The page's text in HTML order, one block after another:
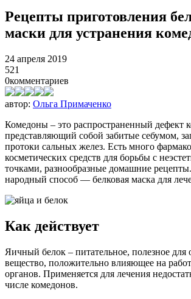
Рецепты приготовления
маски для устранения
24 апреля 2019
521
0комментариев
автор: Ольга Примаченко
Комедоны – это распространенный дефект
представляющий собой забитые себумом,
протоки сальных желез. Есть много
косметических средств для борьбы с
точками, разнообразные домашние
народный способ — белковая маска для
Как действует
Яичный белок – питательное, полезное для
вещество, положительно влияющее на
органов. Применяется для лечения
числе комедонов.